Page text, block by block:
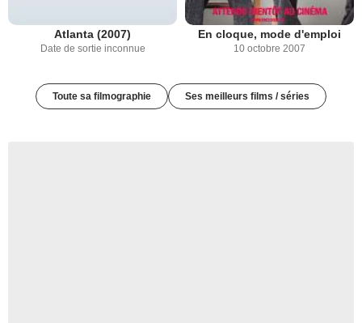
Atlanta (2007)
Date de sortie inconnue
En cloque, mode d'emploi
10 octobre 2007
Toute sa filmographie Ses meilleurs films / séries